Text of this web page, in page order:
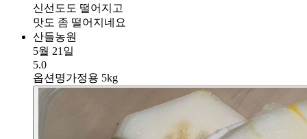
신선도도 떨어지고
맛도 좀 떨어지네요
산들농원
5월 21일
5.0
옵션명가정용 5kg